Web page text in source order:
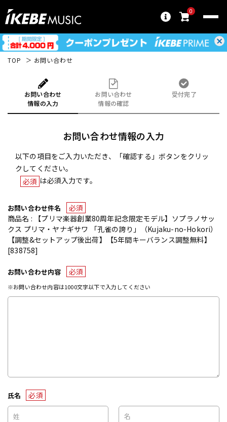
0
TOP お問い合わせ
お問い合わせ
情報の入力
お問い合わせ
情報の確認
受付完了
お問い合わせ情報の入力
以下の項目をご入力いただき、「確認する」ボタンをクリッ
クしてください。
必須 は必須入力です。
お問い合わせ件名
必須
商品名 : 【プリマ楽器創業80周年記念限定モデル】ソプラノサッ
クス プリマ・ヤナギサワ 「孔雀の誇り」（Kujaku-no-Hokori）
【調整&セットアップ後出荷】【5年間キーバランス調整無料】
[838758]
お問い合わせ内容 必須
※お問い合わせ内容は1000文字以下で入力してください
氏名 必須